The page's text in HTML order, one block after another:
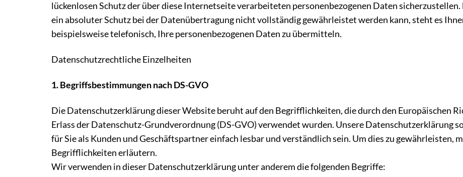
lückenlosen Schutz der über diese Internetseite verarbeiteten personenbezogenen Daten
ein absoluter Schutz bei der Datenübertragung nicht vollständig gewährleistet werden kann, steht es
beispielsweise telefonisch, Ihre personenbezogenen Daten zu übermitteln.
Datenschutzrechtliche Einzelheiten
1. Begriffsbestimmungen nach DS-GVO
Die Datenschutzerklärung dieser Website beruht auf den Begrifflichkeiten, die durch den Europäischen
Erlass der Datenschutz-Grundverordnung (DS-GVO) verwendet wurden. Unsere Datenschutzerklärung
für Sie als Kunden und Geschäftspartner einfach lesbar und verständlich sein. Um dies zu gewährleisten,
Begrifflichkeiten erläutern.
Wir verwenden in dieser Datenschutzerklärung unter anderem die folgenden Begriffe: